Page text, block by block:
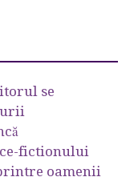
se
fictionului
oamenii